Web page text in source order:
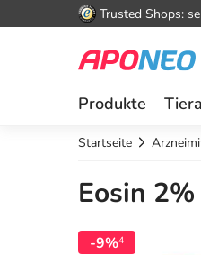
Trusted Shops:
Produkte
Startseite
Eosin
-9%4